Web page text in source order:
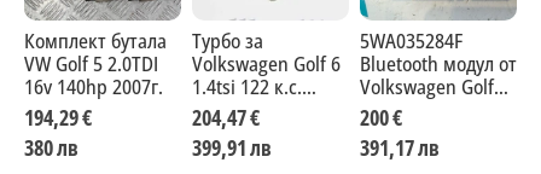
Комплект бутала
VW Golf 5 2.0TDI
16v 140hp 2007г.
194,29 €
380 лв
Турбо за
Volkswagen Golf 6
1.4tsi 122 к.с.
(2008-2013) 49373-
01004
204,47 €
399,91 лв
5WA035284F
Bluetooth модул от
Volkswagen Golf
VIII, 2.0 TDI
BlueMotion,
двигател DTTC,
200 €
391,17 лв